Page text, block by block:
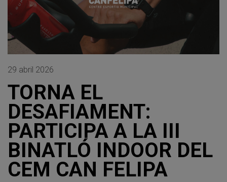
29 abril 2026
TORNA EL
DESAFIAMENT:
PARTICIPA A LA III
BINATLÓ INDOOR DEL
CEM CAN FELIPA